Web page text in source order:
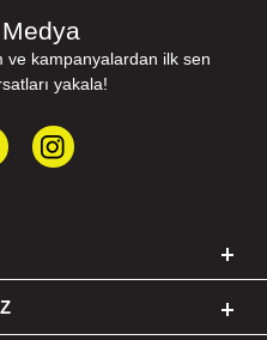
ve kampanyalardan ilk sen
yakala!